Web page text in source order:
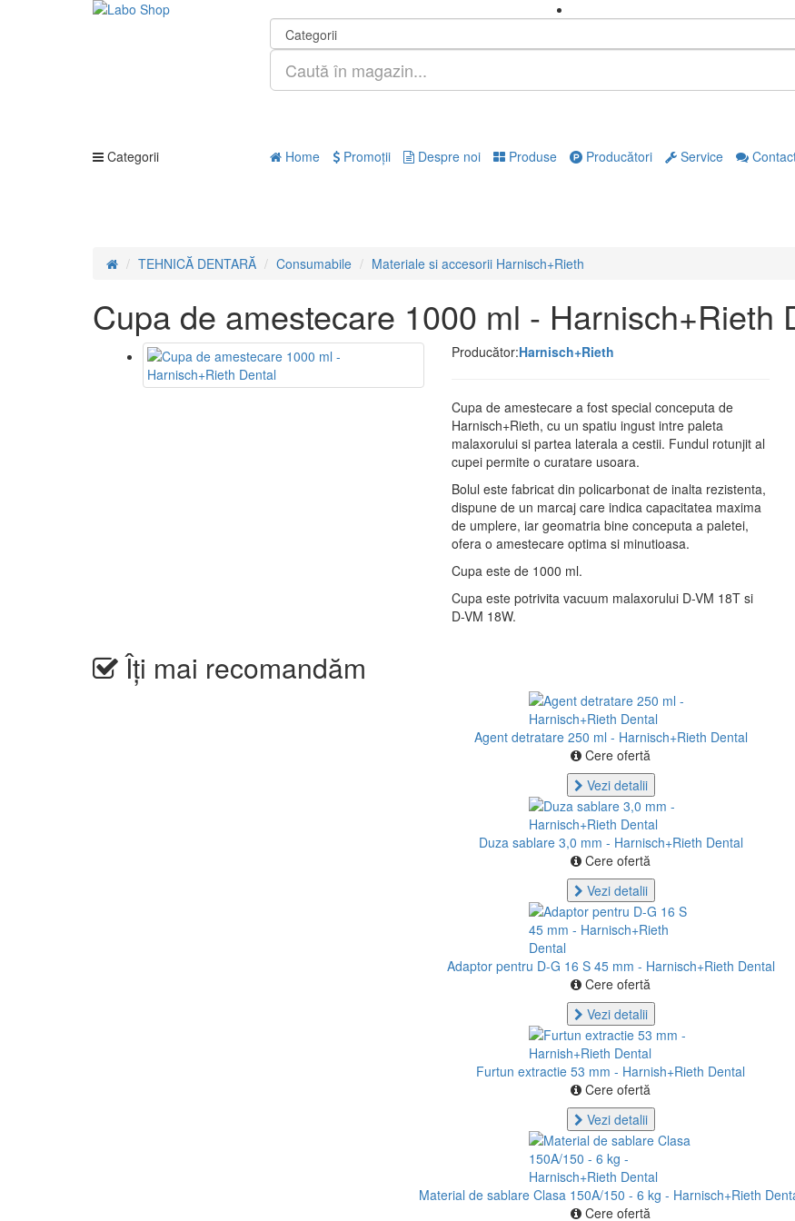
Categorii Home Promoţii Despre noi Produse Producători Service
TEHNICĂ DENTARĂ Consumabile Materiale si accesorii Harnisch+Rieth
Cupa de amestecare 1000 ml - Harnisch+Rieth
Producător:Harnisch+Rieth
Cupa de amestecare a fost special conceputa de
Harnisch+Rieth, cu un spatiu ingust intre paleta
malaxorului si partea laterala a cestii. Fundul rotunjit al
cupei permite o curatare usoara.
Bolul este fabricat din policarbonat de inalta rezistenta,
dispune de un marcaj care indica capacitatea maxima
de umplere, iar geomatria bine conceputa a paletei,
ofera o amestecare optima si minutioasa.
Cupa este de 1000 ml.
Cupa este potrivita vacuum malaxorului D-VM 18T si
D-VM 18W.
Îți mai recomandăm
Agent detratare 250 ml - Harnisch+Rieth Dental
Cere ofertă
Vezi detalii
Duza sablare 3,0 mm - Harnisch+Rieth Dental
Cere ofertă
Vezi detalii
Adaptor pentru D-G 16 S 45 mm - Harnisch+Rieth Dental
Cere ofertă
Vezi detalii
Furtun extractie 53 mm - Harnish+Rieth Dental
Cere ofertă
Vezi detalii
Material de sablare Clasa 150A/150 - 6 kg - Harnisch+Rieth
Cere ofertă